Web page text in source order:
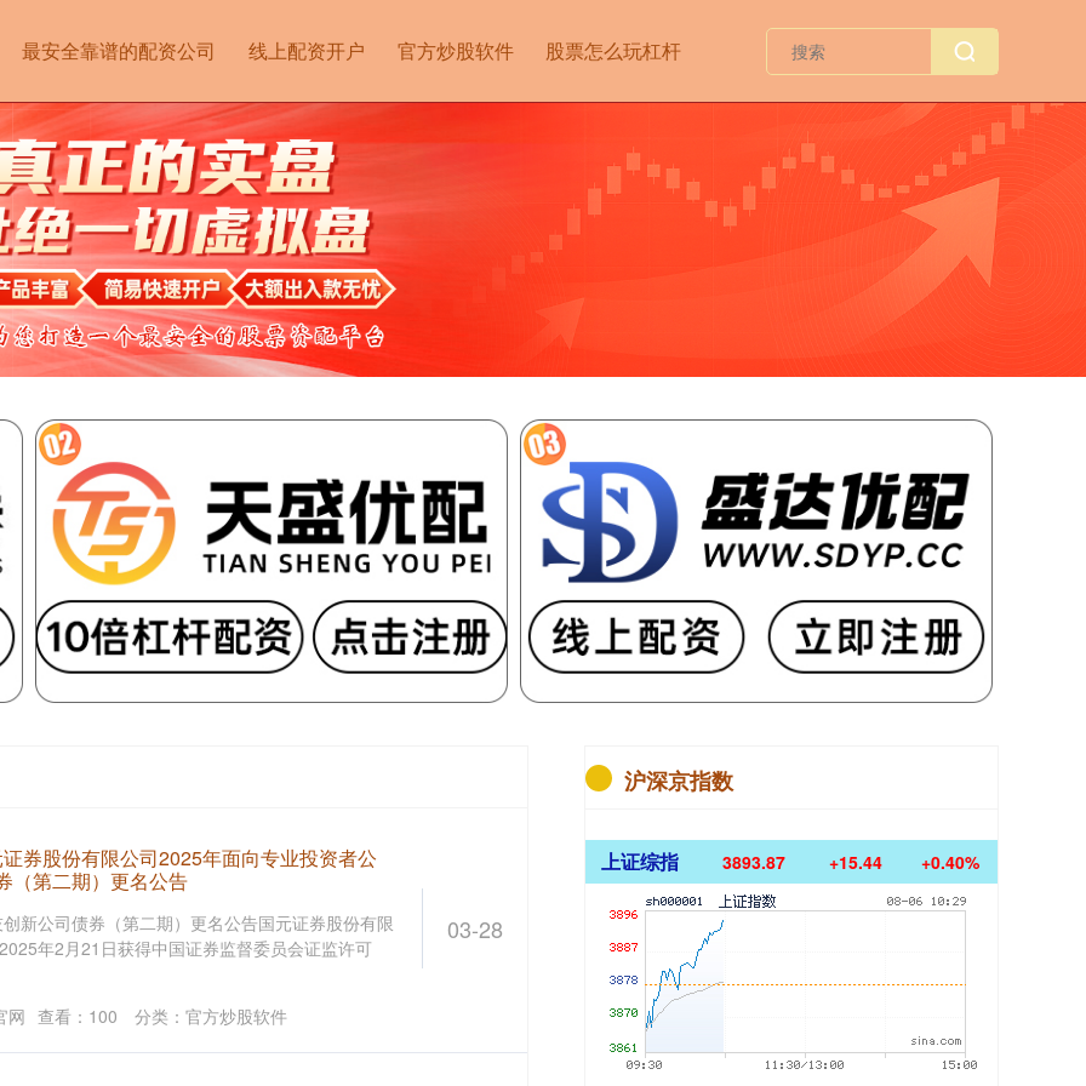
最安全靠谱的配资公司 线上配资开户 官方炒股软件 股票怎么玩杠杆
03-28
券股份有限公司2025年面向专业投资者公
（第二期）更名公告
新公司债券（第二期）更名公告国元证券股份有限
年2月21日获得中国证券监督委员会证监许可
网 查看： 100 分类： 官方炒股软件
沪深京指数
上证综指 3893.87 +15.44 +0.40%